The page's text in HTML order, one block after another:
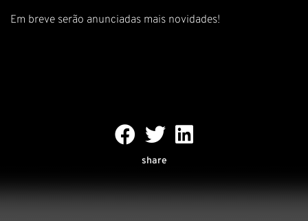
Em breve serão anunciadas mais novidades!
share